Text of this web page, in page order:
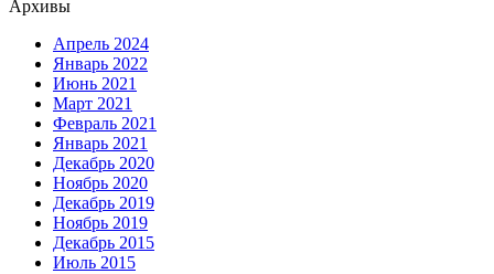
Архивы
Апрель 2024
Январь 2022
Июнь 2021
Март 2021
Февраль 2021
Январь 2021
Декабрь 2020
Ноябрь 2020
Декабрь 2019
Ноябрь 2019
Декабрь 2015
Июль 2015